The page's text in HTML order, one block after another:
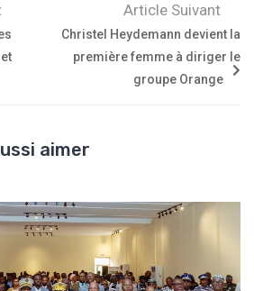
Article Suivant
Christel Heydemann devient la
première femme à diriger le
groupe Orange
aimer